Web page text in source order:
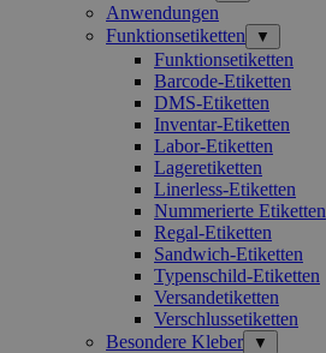
Anwendungen
Funktionsetiketten
▼
Funktionsetiketten
Barcode-Etiketten
DMS-Etiketten
Inventar-Etiketten
Labor-Etiketten
Lageretiketten
Linerless-Etiketten
Nummerierte Etiketten
Regal-Etiketten
Sandwich-Etiketten
Typenschild-Etiketten
Versandetiketten
Verschlussetiketten
Besondere Kleber
▼